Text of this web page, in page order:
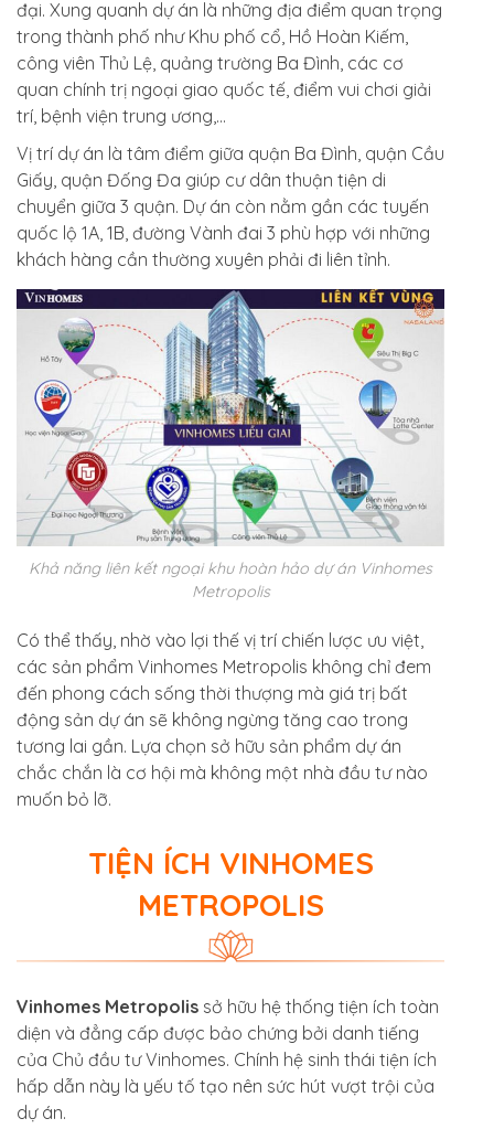
đại. Xung quanh dự án là những địa điểm quan trọng
trong thành phố như Khu phố cổ, Hồ Hoàn Kiếm,
công viên Thủ Lệ, quảng trường Ba Đình, các cơ
quan chính trị ngoại giao quốc tế, điểm vui chơi giải
trí, bệnh viện trung ương,…
Vị trí dự án là tâm điểm giữa quận Ba Đình, quận Cầu
Giấy, quận Đống Đa giúp cư dân thuận tiện di
chuyển giữa 3 quận. Dự án còn nằm gần các tuyến
quốc lộ 1A, 1B, đường Vành đai 3 phù hợp với những
khách hàng cần thường xuyên phải đi liên tỉnh.
Khả năng liên kết ngoại khu hoàn hảo dự án Vinhomes
Metropolis
Có thể thấy, nhờ vào lợi thế vị trí chiến lược ưu việt,
các sản phẩm Vinhomes Metropolis không chỉ đem
đến phong cách sống thời thượng mà giá trị bất
động sản dự án sẽ không ngừng tăng cao trong
tương lai gần. Lựa chọn sở hữu sản phẩm dự án
chắc chắn là cơ hội mà không một nhà đầu tư nào
muốn bỏ lỡ.
TIỆN ÍCH VINHOMES
METROPOLIS
Vinhomes Metropolis sở hữu hệ thống tiện ích toàn
diện và đẳng cấp được bảo chứng bởi danh tiếng
của Chủ đầu tư Vinhomes. Chính hệ sinh thái tiện ích
hấp dẫn này là yếu tố tạo nên sức hút vượt trội của
dự án.